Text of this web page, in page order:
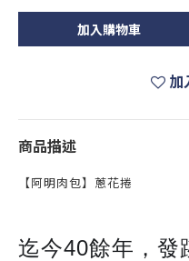
加入購物車
加
商品描述
【阿明肉包】蔥花捲
迄今40餘年，發